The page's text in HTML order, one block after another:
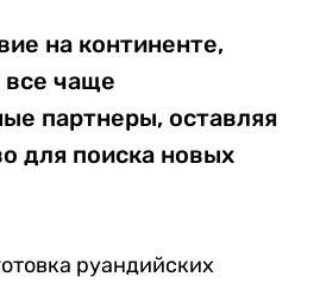
на континенте,
чаще
партнеры, оставляя
для поиска новых
руандийских